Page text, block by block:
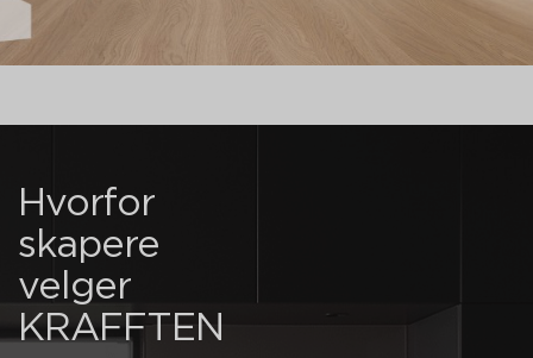
Hvorfor
skapere
velger
KRAFFTEN